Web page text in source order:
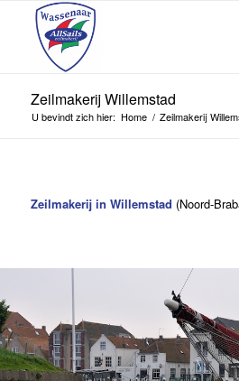
Zeilmakerij Willemstad
U bevindt zich hier: Home / Zeilmakerij
Zeilmakerij in Willemstad (Noord-